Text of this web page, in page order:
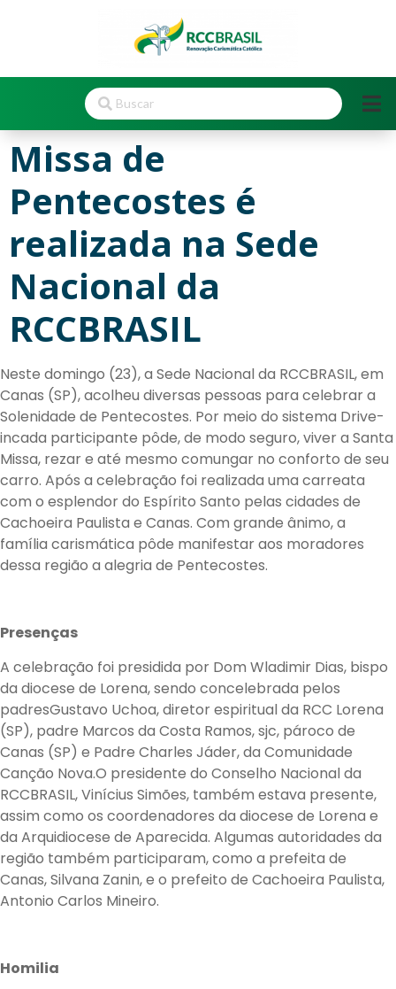
Missa de
Pentecostes é
realizada na Sede
Nacional da
RCCBRASIL
Neste domingo (23), a Sede Nacional da RCCBRASIL, em
Canas (SP), acolheu diversas pessoas para celebrar a
Solenidade de Pentecostes. Por meio do sistema Drive-
incada participante pôde, de modo seguro, viver a Santa
Missa, rezar e até mesmo comungar no conforto de seu
carro. Após a celebração foi realizada uma carreata
com o esplendor do Espírito Santo pelas cidades de
Cachoeira Paulista e Canas. Com grande ânimo, a
família carismática pôde manifestar aos moradores
dessa região a alegria de Pentecostes.
Presenças
A celebração foi presidida por Dom Wladimir Dias, bispo
da diocese de Lorena, sendo concelebrada pelos
padresGustavo Uchoa, diretor espiritual da RCC Lorena
(SP), padre Marcos da Costa Ramos, sjc, pároco de
Canas (SP) e Padre Charles Jáder, da Comunidade
Canção Nova.O presidente do Conselho Nacional da
RCCBRASIL, Vinícius Simões, também estava presente,
assim como os coordenadores da diocese de Lorena e
da Arquidiocese de Aparecida. Algumas autoridades da
região também participaram, como a prefeita de
Canas, Silvana Zanin, e o prefeito de Cachoeira Paulista,
Antonio Carlos Mineiro.
Homilia